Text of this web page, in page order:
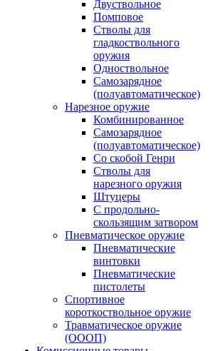
Двуствольное
Помповое
Стволы для
гладкоствольного
оружия
Одноствольное
Самозарядное
(полуавтоматическое)
Нарезное оружие
Комбинированное
Самозарядное
(полуавтоматическое)
Со скобой Генри
Стволы для
нарезного оружия
Штуцеры
С продольно-
скользящим затвором
Пневматическое оружие
Пневматические
винтовки
Пневматические
пистолеты
Спортивное
короткоствольное оружие
Травматическое оружие
(ОООП)